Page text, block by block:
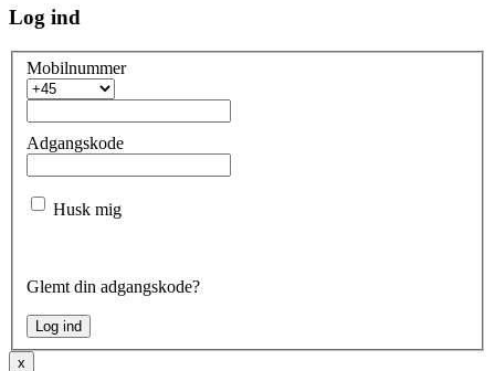
Log ind
Mobilnummer
Adgangskode
Husk mig
Glemt din adgangskode?
x